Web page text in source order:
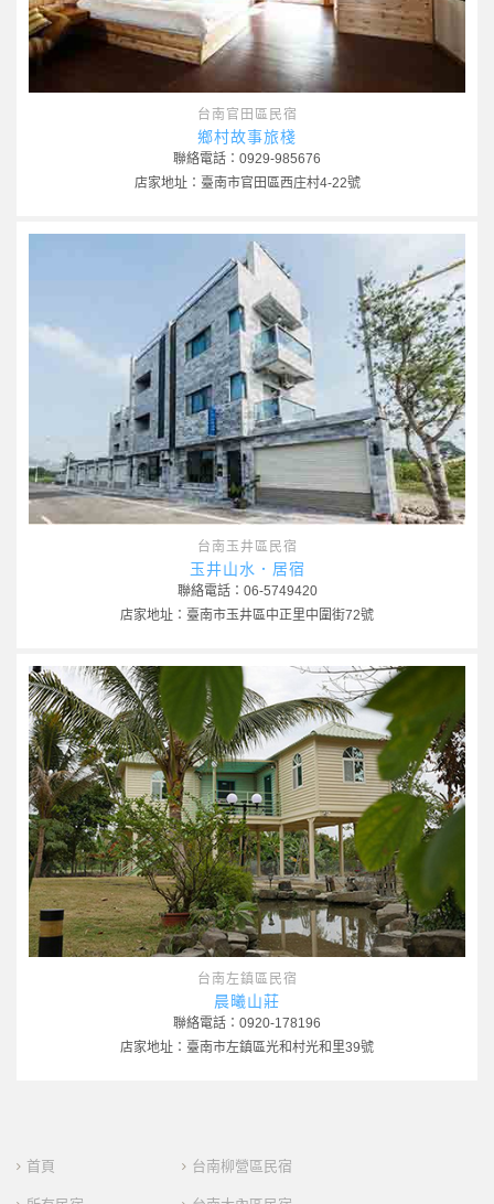
台南官田區民宿
鄉村故事旅棧
聯絡電話：0929-985676
店家地址：臺南市官田區西庄村4-22號
台南玉井區民宿
玉井山水．居宿
聯絡電話：06-5749420
店家地址：臺南市玉井區中正里中圍街72號
台南左鎮區民宿
晨曦山莊
聯絡電話：0920-178196
店家地址：臺南市左鎮區光和村光和里39號
首頁 台南柳營區民宿